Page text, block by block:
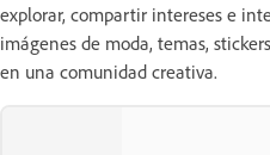
explorar, compartir intereses e
imágenes de moda, temas,
en una comunidad creativa.